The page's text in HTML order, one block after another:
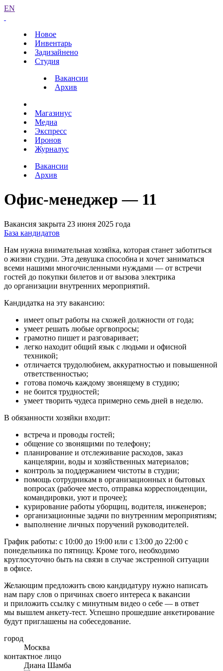
EN
Новое
Инвентарь
Задизайнено
Студия
Вакансии
Архив
Магазинус
Медиа
Экспресс
Иронов
Журналус
Вакансии
Архив
Офис-менеджер — 11
Вакансия закрыта 23 июня 2025 года
База кандидатов
Нам нужна внимательная хозяйка, которая станет заботиться
о жизни студии. Эта девушка способна и хочет заниматься
всеми нашими многочисленными нуждами — от встречи
гостей до покупки билетов и от вызова электрика
до организации внутренних мероприятий.
Кандидатка на эту вакансию:
имеет опыт работы на схожей должности от года;
умеет решать любые оргвопросы;
грамотно пишет и разговаривает;
легко находит общий язык с людьми и офисной
техникой;
отличается трудолюбием, аккуратностью и повышенной
ответственностью;
готова помочь каждому звонящему в студию;
не боится трудностей;
умеет творить чудеса примерно семь дней в неделю.
В обязанности хозяйки входит:
встреча и проводы гостей;
общение со звонящими по телефону;
планирование и отслеживание расходов, заказ
канцелярии, воды и хозяйственных материалов;
контроль за поддержанием чистоты в студии;
помощь сотрудникам в организационных и бытовых
вопросах (рабочее место, отправка корреспонденции,
командировки, уют и прочее);
курирование работы уборщиц, водителя, инженеров;
организационные задачи по внутренним мероприятиям;
выполнение личных поручений руководителей.
График работы: с 10:00 до 19:00 или с 13:00 до 22:00 с
понедельника по пятницу. Кроме того, необходимо
круглосуточно быть на связи в случае экстренной ситуации
в офисе.
Желающим предложить свою кандидатуру нужно написать
нам пару слов о причинах своего интереса к вакансии
и приложить ссылку с минутным видео о себе — в ответ
мы вышлем анкету-тест. Успешно прошедшие анкетирование
будут приглашены на собеседование.
город
Москва
контактное лицо
Диана Шамба